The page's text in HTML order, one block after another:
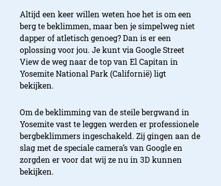
Altijd een keer willen weten hoe het is om een
berg te beklimmen, maar ben je simpelweg niet
dapper of atletisch genoeg? Dan is er een
oplossing voor jou. Je kunt via Google Street
View de weg naar de top van El Capitan in
Yosemite National Park (Californië) ligt
bekijken.
Om de beklimming van de steile bergwand in
Yosemite vast te leggen werden er professionele
bergbeklimmers ingeschakeld. Zij gingen aan de
slag met de speciale camera’s van Google en
zorgden er voor dat wij ze nu in 3D kunnen
bekijken.